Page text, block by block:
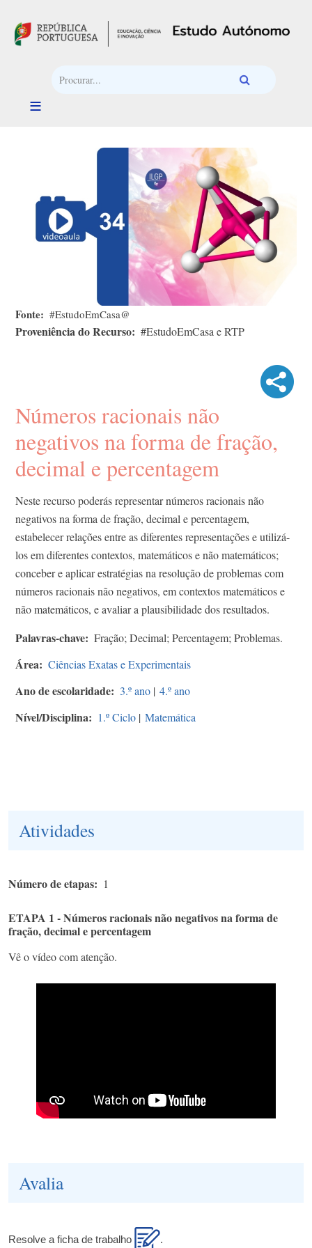
Fonte #EstudoEmCasa@
Proveniência do Recurso #EstudoEmCasa e RTP
Números racionais não
negativos na forma de fração,
decimal e percentagem
Neste recurso poderás representar números racionais não
negativos na forma de fração, decimal e percentagem,
estabelecer relações entre as diferentes representações e utilizá-
los em diferentes contextos, matemáticos e não matemáticos;
conceber e aplicar estratégias na resolução de problemas com
números racionais não negativos, em contextos matemáticos e
não matemáticos, e avaliar a plausibilidade dos resultados.
Palavras-chave Fração; Decimal; Percentagem; Problemas.
Área Ciências Exatas e Experimentais
Ano de escolaridade 3.º ano | 4.º ano
Nível/Disciplina 1.º Ciclo | Matemática
Atividades
Número de etapas 1
ETAPA 1 - Números racionais não negativos na forma de
fração, decimal e percentagem
Vê o vídeo com atenção.
Avalia
Resolve a ficha de trabalho .